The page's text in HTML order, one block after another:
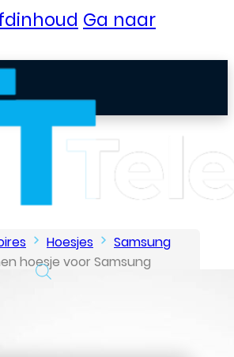
Ga naar
Hoesjes
Samsung
hoesje voor Samsung
– Transparant